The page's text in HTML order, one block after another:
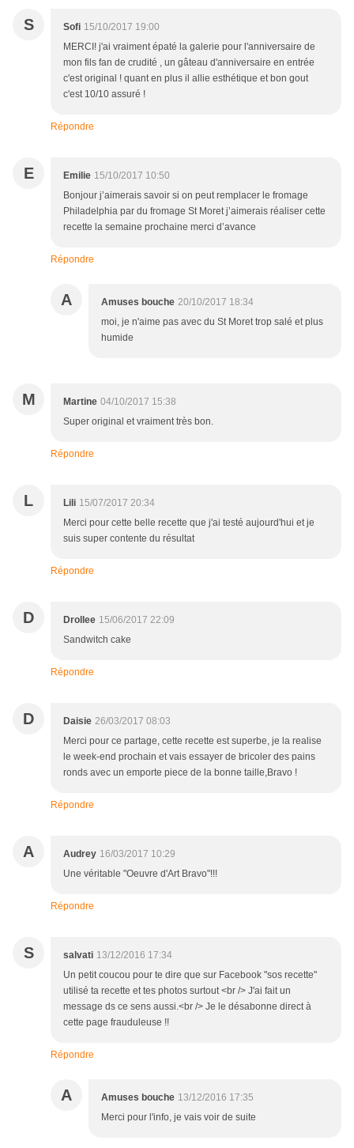
S Sofi 15/10/2017 19:00
MERCI! j'ai vraiment épaté la galerie pour l'anniversaire de
mon fils fan de crudité , un gâteau d'anniversaire en entrée
c'est original ! quant en plus il allie esthétique et bon gout
c'est 10/10 assuré !
Répondre
E Emilie 15/10/2017 10:50
Bonjour j’aimerais savoir si on peut remplacer le fromage
Philadelphia par du fromage St Moret j’aimerais réaliser cette
recette la semaine prochaine merci d’avance
Répondre
A Amuses bouche 20/10/2017 18:34
moi, je n'aime pas avec du St Moret trop salé et plus
humide
M Martine 04/10/2017 15:38
Super original et vraiment très bon.
Répondre
L Lili 15/07/2017 20:34
Merci pour cette belle recette que j'ai testé aujourd'hui et je
suis super contente du résultat
Répondre
D Drollee 15/06/2017 22:09
Sandwitch cake
Répondre
D Daisie 26/03/2017 08:03
Merci pour ce partage, cette recette est superbe, je la realise
le week-end prochain et vais essayer de bricoler des pains
ronds avec un emporte piece de la bonne taille,Bravo !
Répondre
A Audrey 16/03/2017 10:29
Une véritable "Oeuvre d'Art Bravo"!!!
Répondre
S salvati 13/12/2016 17:34
Un petit coucou pour te dire que sur Facebook "sos recette"
utilisé ta recette et tes photos surtout <br /> J'ai fait un
message ds ce sens aussi.<br /> Je le désabonne direct à
cette page frauduleuse !!
Répondre
A Amuses bouche 13/12/2016 17:35
Merci pour l'info, je vais voir de suite